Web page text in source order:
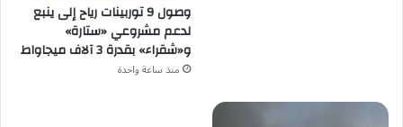
وصول 9 توربينات رياح إلى ينبع
لدعم مشروعي «ستارة»
و«شقراء» بقدرة 3 آلاف ميجاواط
منذ ساعة واحدة